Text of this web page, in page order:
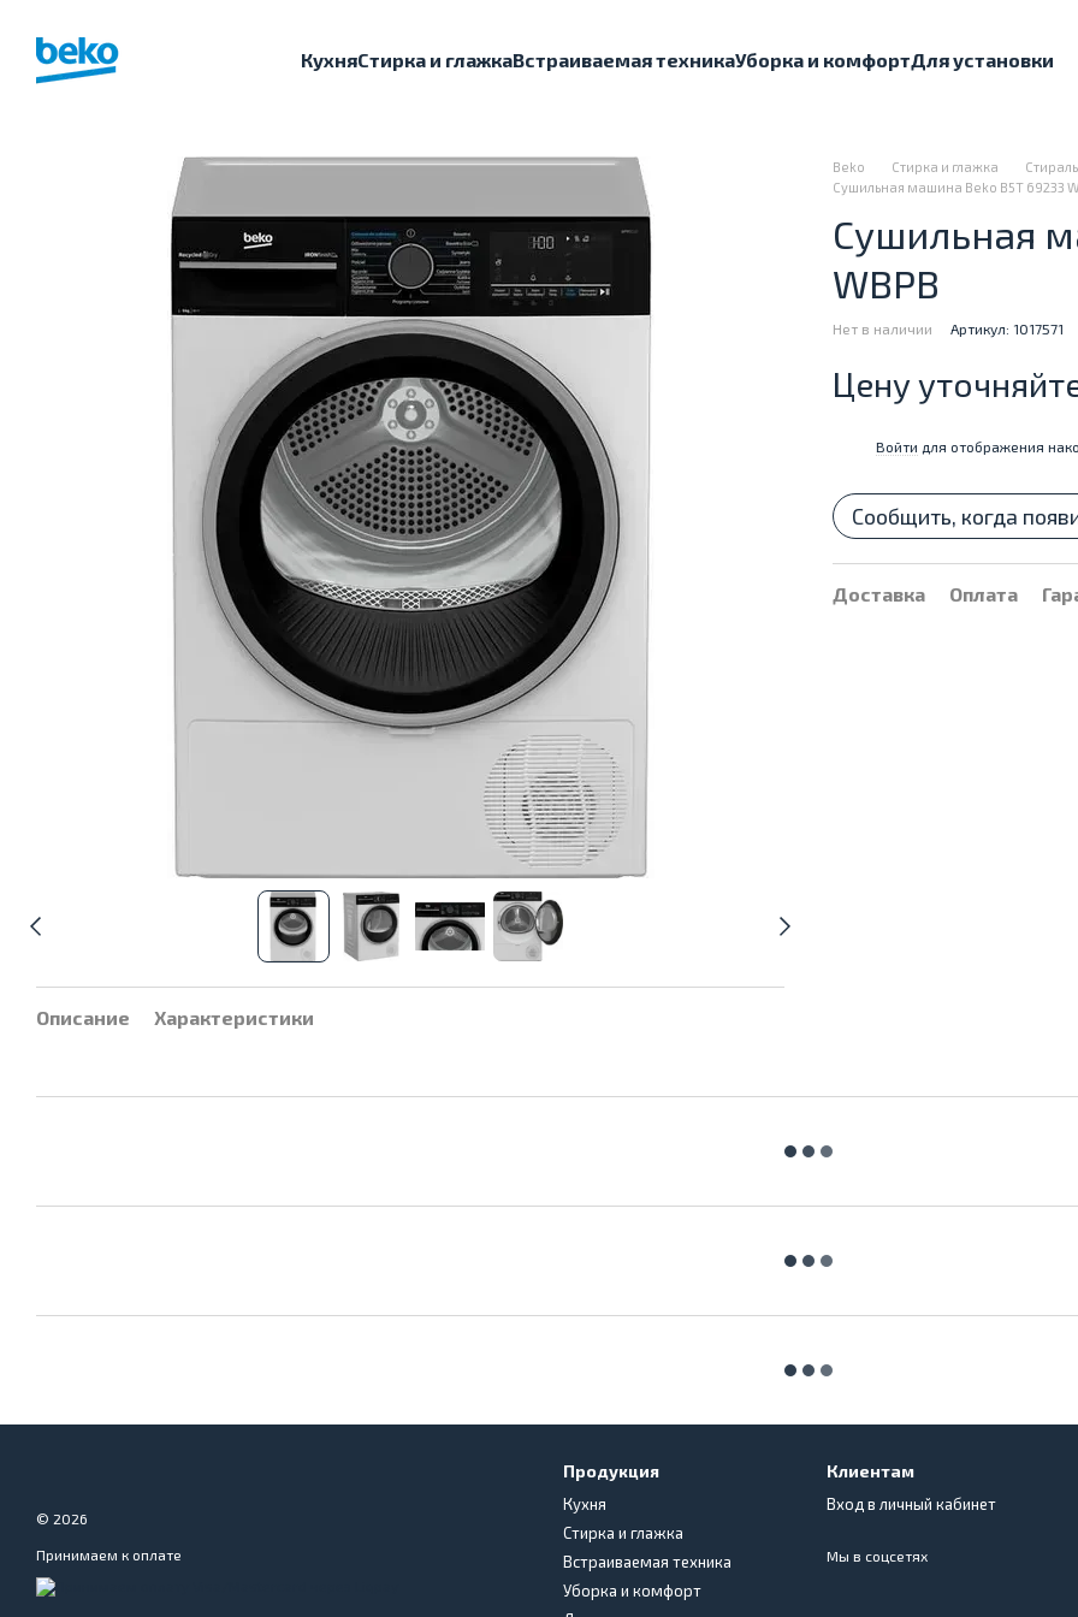
КухняСтирка и глажкаВстраиваемая техникаУборка и комфортДля установки
Описание Характеристики
Beko Стирка и глажка
Сушильная машина Beko B5T 69233
Сушильная
WBPB
Нет в наличии Артикул: 1017571
Цену
Войти для отображения
Сообщить, когда
Доставка Оплата
© 2026
Принимаем к оплате
Продукция
Кухня
Стирка и глажка
Встраиваемая техника
Уборка и комфорт
Клиентам
Вход в личный кабинет
Мы в соцсетях